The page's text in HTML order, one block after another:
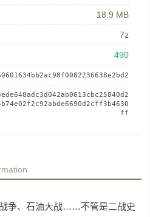
18.9 MB
7z
490
ff
争、石油大战……不管是二战史